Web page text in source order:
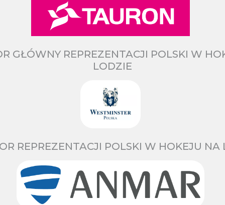
GŁÓWNY REPREZENTACJI POLSKI W
LODZIE
REPREZENTACJI POLSKI W HOKEJU NA